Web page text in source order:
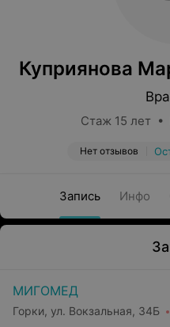
Куприянова
Стаж 15 лет •
Нет отзывов
Запись Инфо
МИГОМЕД
Горки, ул. Вокзальная, 34Б